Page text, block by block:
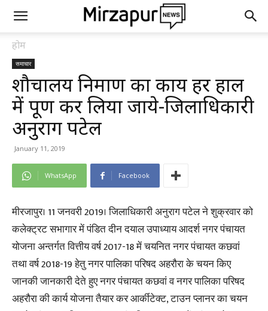
होम
समाचार
शौचालय निर्माण का कार्य हर हाल
में पूर्ण कर लिया जाये-जिलाधिकारी
अनुराग पटेल
January 11, 2019
WhatsApp Facebook
मीरजापुर। 11 जनवरी 2019। जिलाधिकारी अनुराग पटेल ने शुक्रवार को
कलेक्ट्रट सभागार में पंडित दीन दयाल उपाध्याय आदर्श नगर पंचायत
योजना अन्तर्गत वित्तीय वर्ष 2017-18 में चयनित नगर पंचायत कछवां
तथा वर्ष 2018-19 हेतु नगर पालिका परिषद अहरौरा के चयन किए
जानकी जानकारी देते हुए नगर पंचायत कछवां व नगर पालिका परिषद
अहरौरा की कार्य योजना तैयार कर आर्कीटेक्ट, टाउन प्लानर का चयन